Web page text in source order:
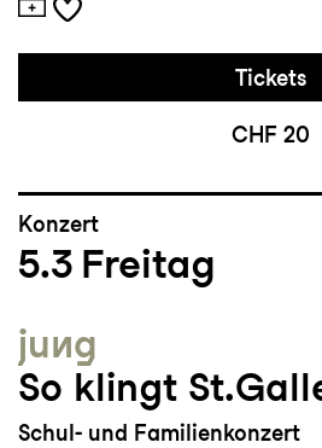
Tickets
CHF 20
Konzert
5.3 Freitag
jung
So klingt
Schul- und Familienkonzert